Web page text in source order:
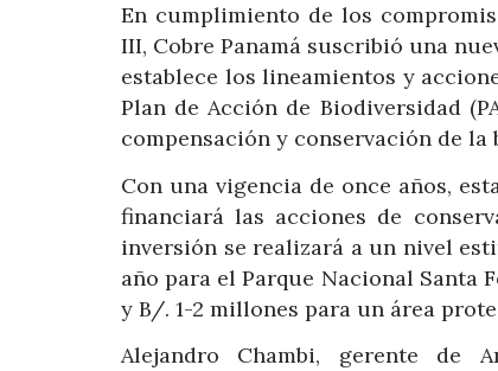
En cumplimiento de los
III, Cobre Panamá suscribió una
establece los lineamientos y
Plan de Acción de Biodiversidad
compensación y conservación de
Con una vigencia de once años,
financiará las acciones de
inversión se realizará a un nivel
año para el Parque Nacional Santa
y B/. 1-2 millones para un área
Alejandro Chambi, gerente de